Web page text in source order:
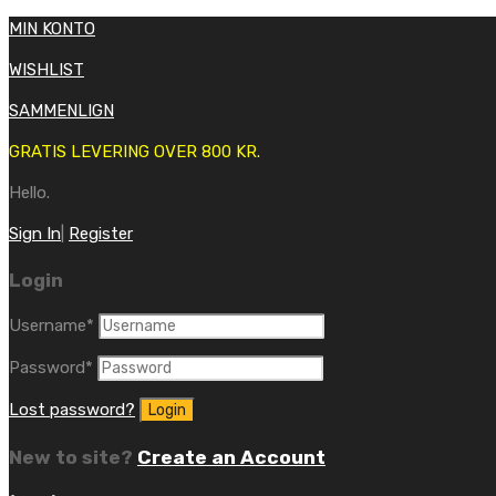
MIN KONTO
WISHLIST
SAMMENLIGN
GRATIS LEVERING OVER 800 KR.
Hello.
Sign In Register
Login
Username*
Password*
Lost password?
New to site? Create an Account